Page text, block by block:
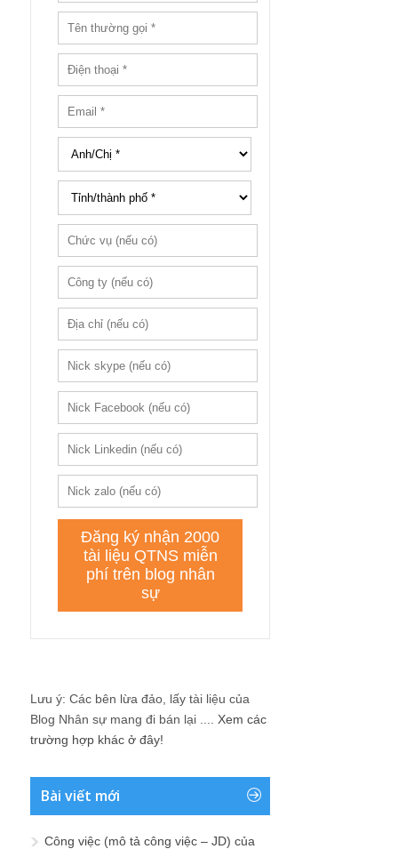
Lưu ý: Các bên lừa đảo, lấy tài liệu của
Blog Nhân sự mang đi bán lại .... Xem các
trường hợp khác ở đây!
Bài viết mới
Công việc (mô tả công việc – JD) của